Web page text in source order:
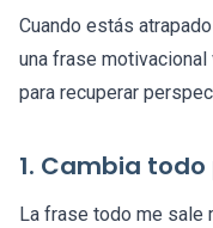
Cuando estás
una frase
para recuperar
1. Cambia
La frase todo me sale